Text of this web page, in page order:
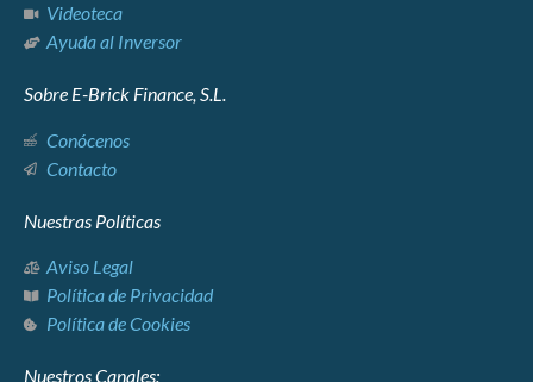
Videoteca
Ayuda al Inversor
Sobre E-Brick Finance, S.L.
Conócenos
Contacto
Nuestras Políticas
Aviso Legal
Política de Privacidad
Política de Cookies
Nuestros Canales: